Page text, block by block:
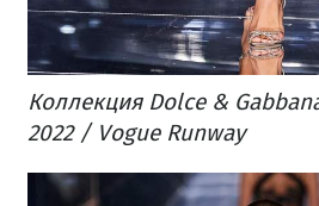
Коллекция Dolce &
2022 / Vogue Runway